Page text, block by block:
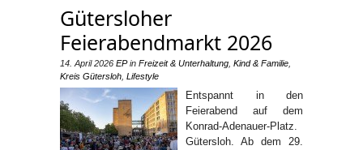
Gütersloher
Feierabendmarkt 2026
14. April 2026 EPin Freizeit & Unterhaltung Kind & Familie
Kreis Gütersloh Lifestyle
Entspannt in den
Feierabend auf dem
Konrad-Adenauer-Platz.
Gütersloh. Ab dem 29.